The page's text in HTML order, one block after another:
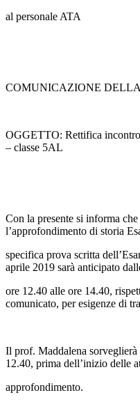
al personale ATA
COMUNICAZIONE
OGGETTO: Rettifica
– classe 5AL
Con la presente si informa
l’approfondimento di storia
specifica prova scritta
aprile 2019 sarà anticipato
ore 12.40 alle ore 14.40,
comunicato, per esigenze di
Il prof. Maddalena sorveglierà
12.40, prima dell’inizio delle
approfondimento.